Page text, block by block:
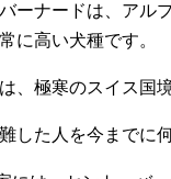
ーナードは、アル
に高い犬種です。
、極寒のスイス国
した人を今までに